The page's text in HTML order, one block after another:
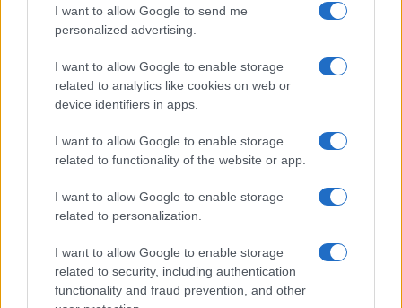
I want to allow Google to send me
personalized advertising.
I want to allow Google to enable storage
related to analytics like cookies on web or
device identifiers in apps.
I want to allow Google to enable storage
related to functionality of the website or app.
I want to allow Google to enable storage
related to personalization.
I want to allow Google to enable storage
related to security, including authentication
functionality and fraud prevention, and other
israeliana di evacuare le postazioni lungo il
confine tra Israele e Libano.
“Siamo lì perché il Consiglio di sicurezza ci ha
chiesto di esserci. Quindi resteremo finché la
situazione non diventerà impossibile per noi
operare”, ha detto allaReuters il portavoce
Bisogna ricordare
‘UNIFIL è stata creata per supervisionare il
meridionale dopo la fine del conflitto del 1978
L’ONU ha ampliatoquesta missione con la